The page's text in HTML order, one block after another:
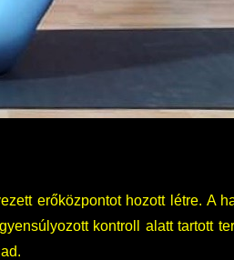
erőközpontot hozott létre. A
kontroll alatt tartott